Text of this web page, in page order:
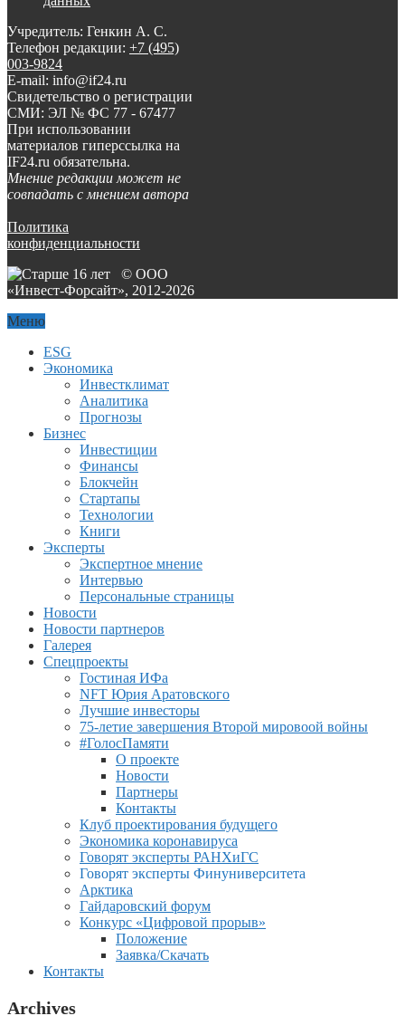
Учредитель: Генкин А. С.
Телефон редакции: +7 (495)
003-9824
E-mail: info@if24.ru
Свидетельство о регистрации
СМИ: ЭЛ № ФС 77 - 67477
При использовании
материалов гиперссылка на
IF24.ru обязательна.
Мнение редакции может не
совпадать с мнением автора
Политика
конфиденциальности
© ООО
«Инвест-Форсайт», 2012-2026
Меню
ESG
Экономика
Инвестклимат
Аналитика
Прогнозы
Бизнес
Инвестиции
Финансы
Блокчейн
Стартапы
Технологии
Книги
Эксперты
Экспертное мнение
Интервью
Персональные страницы
Новости
Новости партнеров
Галерея
Спецпроекты
Гостиная ИФа
NFT Юрия Аратовского
Лучшие инвесторы
75-летие завершения Второй мировоой войны
#ГолосПамяти
О проекте
Новости
Партнеры
Контакты
Клуб проектирования будущего
Экономика коронавируса
Говорят эксперты РАНХиГС
Говорят эксперты Финуниверситета
Арктика
Гайдаровский форум
Конкурс «Цифровой прорыв»
Положение
Заявка/Скачать
Контакты
Archives